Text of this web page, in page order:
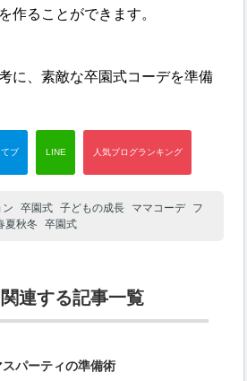
作ることができます。
に、素敵な卒園式コーデを準備
ン 卒園式 子どもの成長 ママコーデ
フ
夏秋冬 卒園式
連する記事一覧
パーティの準備術